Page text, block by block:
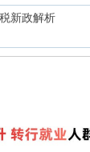
新政解析